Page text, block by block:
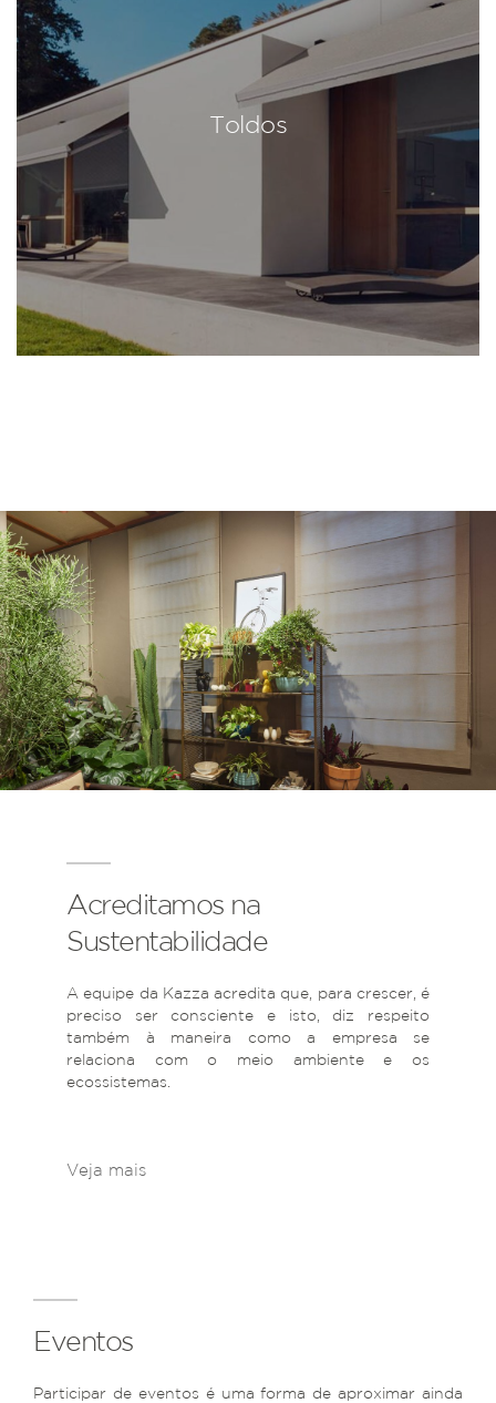
Toldos
Acreditamos na
Sustentabilidade
A equipe da Kazza acredita que, para crescer, é
preciso ser consciente e isto, diz respeito
também à maneira como a empresa se
relaciona com o meio ambiente e os
ecossistemas.
Veja mais
Eventos
Participar de eventos é uma forma de aproximar ainda